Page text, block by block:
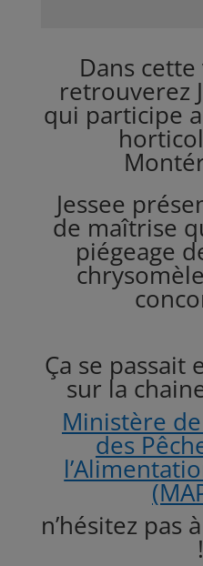
Dans
retrouverez
qui participe
Jessee
de maîtrise
piégeage
Ça se passait
sur la
Ministère
des
n’hésitez pas